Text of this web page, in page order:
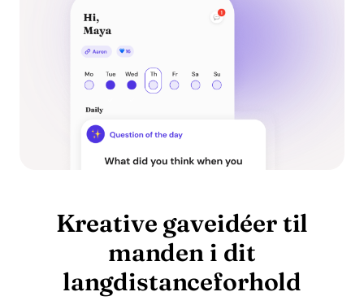
Kreative gaveidéer til
manden i dit
langdistanceforhold